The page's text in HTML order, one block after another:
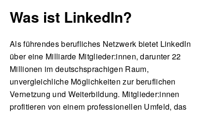
Was ist LinkedIn?
Als führendes berufliches Netzwerk bietet LinkedIn
über eine Milliarde Mitglieder:innen, darunter 22
Millionen im deutschsprachigen Raum,
unvergleichliche Möglichkeiten zur beruflichen
Vernetzung und Weiterbildung. Mitglieder:innen
profitieren von einem professionellen Umfeld, das